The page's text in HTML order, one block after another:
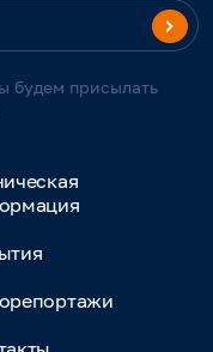
будем присылать